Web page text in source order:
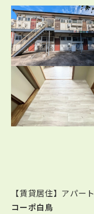
【賃貸居住】アパート
コーポ白鳥